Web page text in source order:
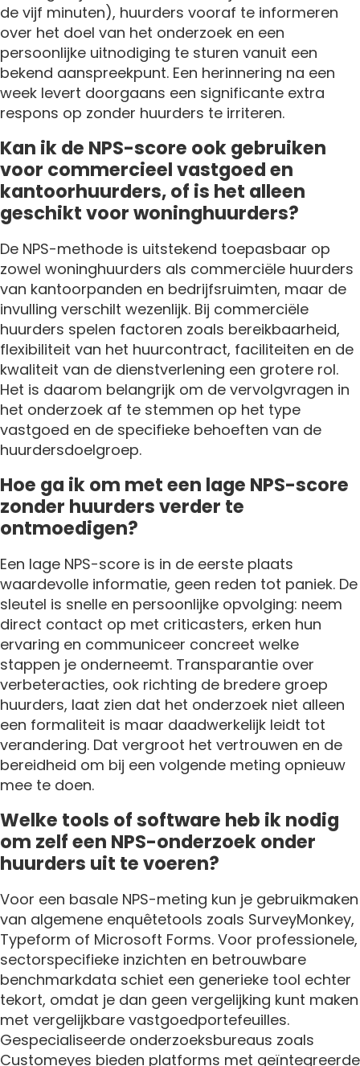
de vijf minuten), huurders vooraf te informeren
over het doel van het onderzoek en een
persoonlijke uitnodiging te sturen vanuit een
bekend aanspreekpunt. Een herinnering na een
week levert doorgaans een significante extra
respons op zonder huurders te irriteren.
Kan ik de NPS-score ook gebruiken
voor commercieel vastgoed en
kantoorhuurders, of is het alleen
geschikt voor woninghuurders?
De NPS-methode is uitstekend toepasbaar op
zowel woninghuurders als commerciële huurders
van kantoorpanden en bedrijfsruimten, maar de
invulling verschilt wezenlijk. Bij commerciële
huurders spelen factoren zoals bereikbaarheid,
flexibiliteit van het huurcontract, faciliteiten en de
kwaliteit van de dienstverlening een grotere rol.
Het is daarom belangrijk om de vervolgvragen in
het onderzoek af te stemmen op het type
vastgoed en de specifieke behoeften van de
huurdersdoelgroep.
Hoe ga ik om met een lage NPS-score
zonder huurders verder te
ontmoedigen?
Een lage NPS-score is in de eerste plaats
waardevolle informatie, geen reden tot paniek. De
sleutel is snelle en persoonlijke opvolging: neem
direct contact op met criticasters, erken hun
ervaring en communiceer concreet welke
stappen je onderneemt. Transparantie over
verbeteracties, ook richting de bredere groep
huurders, laat zien dat het onderzoek niet alleen
een formaliteit is maar daadwerkelijk leidt tot
verandering. Dat vergroot het vertrouwen en de
bereidheid om bij een volgende meting opnieuw
mee te doen.
Welke tools of software heb ik nodig
om zelf een NPS-onderzoek onder
huurders uit te voeren?
Voor een basale NPS-meting kun je gebruikmaken
van algemene enquêtetools zoals SurveyMonkey,
Typeform of Microsoft Forms. Voor professionele,
sectorspecifieke inzichten en betrouwbare
benchmarkdata schiet een generieke tool echter
tekort, omdat je dan geen vergelijking kunt maken
met vergelijkbare vastgoedportefeuilles.
Gespecialiseerde onderzoeksbureaus zoals
Customeyes bieden platforms met geïntegreerde